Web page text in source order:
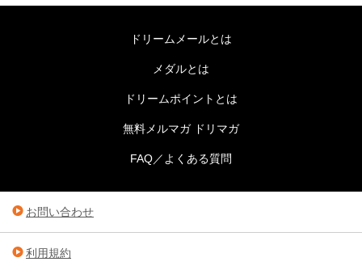
ドリームメールとは
メダルとは
ドリームポイントとは
無料メルマガ ドリマガ
FAQ／よくある質問
お問い合わせ
利用規約